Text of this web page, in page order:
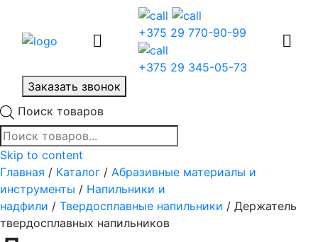
+375 29 770-90-99
+375 29 345-05-73
Заказать звонок
Поиск товаров
Skip to content
Главная / Каталог / Абразивные материалы и
инструменты / Напильники и
надфили / Твердосплавные напильники / Держатель
твердосплавных напильников